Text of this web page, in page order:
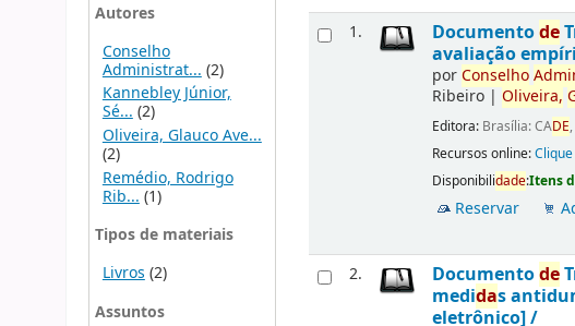
Autores
Conselho
Administrat... (2)
Kannebley Júnior,
Sé...(2)
Oliveira, Glauco Ave...
(2)
Remédio, Rodrigo
Rib... (1)
Tipos de materiais
Livros (2)
Assuntos
1. Documentode
avaliação
porConselho
Ribeiro |Oliveira,
Editora: Brasília: CADE
Recursos online:
Disponibilidade:Itens
Reservar
2. Documentode
medidas
eletrônico] /